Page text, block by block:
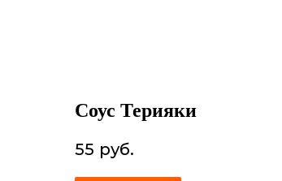
Соус Терияки
55 руб.